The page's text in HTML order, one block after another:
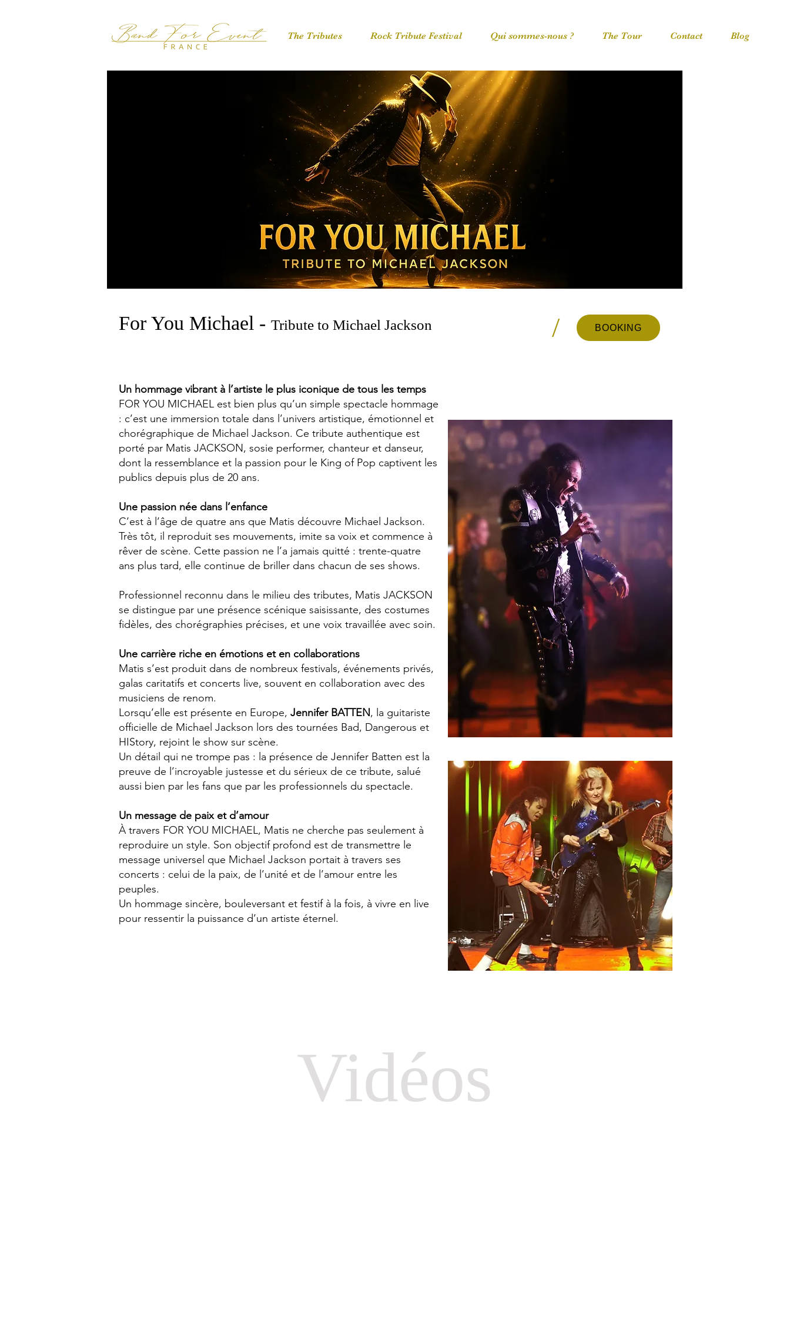
For You Michael - Tribute to Michael Jackson / BOOKING
Un hommage vibrant à l’artiste le plus iconique de tous les temps
FOR YOU MICHAEL est bien plus qu’un simple spectacle hommage
: c’est une immersion totale dans l’univers artistique, émotionnel et
chorégraphique de Michael Jackson. Ce tribute authentique est
porté par Matis JACKSON, sosie performer, chanteur et danseur,
dont la ressemblance et la passion pour le King of Pop captivent les
publics depuis plus de 20 ans.
Une passion née dans l’enfance
C’est à l’âge de quatre ans que Matis découvre Michael Jackson.
Très tôt, il reproduit ses mouvements, imite sa voix et commence à
rêver de scène. Cette passion ne l’a jamais quitté : trente-quatre
ans plus tard, elle continue de briller dans chacun de ses shows.
Professionnel reconnu dans le milieu des tributes, Matis JACKSON
se distingue par une présence scénique saisissante, des costumes
fidèles, des chorégraphies précises, et une voix travaillée avec soin.
Une carrière riche en émotions et en collaborations
Matis s’est produit dans de nombreux festivals, événements privés,
galas caritatifs et concerts live, souvent en collaboration avec des
musiciens de renom.
Lorsqu’elle est présente en Europe, Jennifer BATTEN, la guitariste
officielle de Michael Jackson lors des tournées Bad, Dangerous et
HIStory, rejoint le show sur scène.
Un détail qui ne trompe pas : la présence de Jennifer Batten est la
preuve de l’incroyable justesse et du sérieux de ce tribute, salué
aussi bien par les fans que par les professionnels du spectacle.
Un message de paix et d’amour
À travers FOR YOU MICHAEL, Matis ne cherche pas seulement à
reproduire un style. Son objectif profond est de transmettre le
message universel que Michael Jackson portait à travers ses
concerts : celui de la paix, de l’unité et de l’amour entre les
peuples.
Un hommage sincère, bouleversant et festif à la fois, à vivre en live
pour ressentir la puissance d’un artiste éternel.
Vidéos
The Tributes Rock Tribute Festival Qui sommes-nous ? The Tour Contact Blog